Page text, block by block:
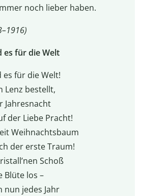
noch lieber haben.
es für die Welt
für die Welt!
Lenz bestellt,
Jahresnacht
der Liebe Pracht!
Weihnachtsbaum
der erste Traum!
Schoß
Blüte los –
nun jedes Jahr